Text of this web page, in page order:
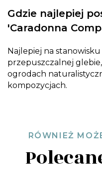
Gdzie najlepiej
'Caradonna
Najlepiej na stanowisku
przepuszczalnej
ogrodach
kompozycjach.
RÓWNIEŻ